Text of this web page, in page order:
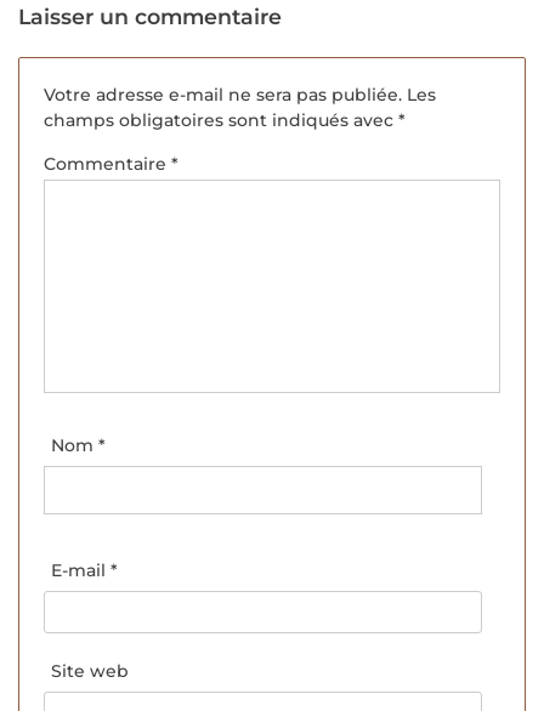
Laisser un commentaire
Votre adresse e-mail ne sera pas publiée. Les
champs obligatoires sont indiqués avec *
Commentaire *
Nom *
E-mail *
Site web